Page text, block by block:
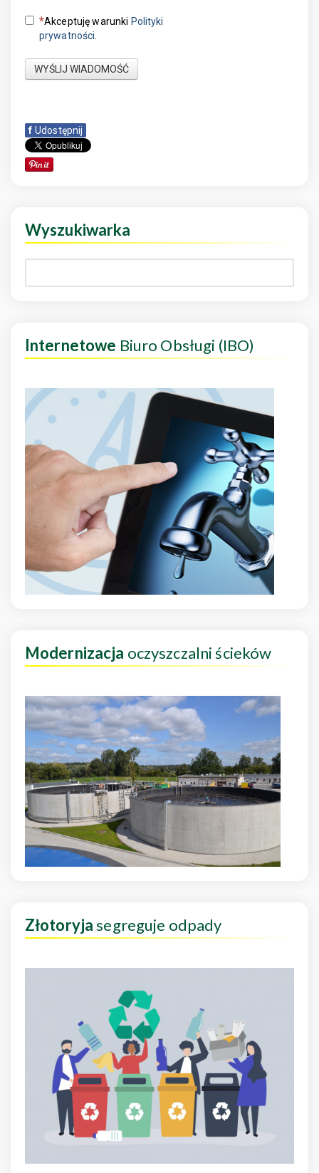
Akceptuję warunki Polityki
prywatności
WYŚLIJ WIADOMOŚĆ
f Udostępnij
Wyszukiwarka
Internetowe Biuro Obsługi (IBO)
Modernizacja oczyszczalni ścieków
Złotoryjasegreguje odpady